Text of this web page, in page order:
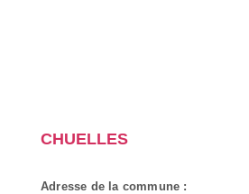
CHUELLES
Adresse de la commune :